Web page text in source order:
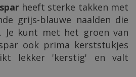
heeft sterke takken met
grijs-blauwe naalden die
Je kunt met het groen van
ook prima kerststukjes
lekker 'kerstig' en valt